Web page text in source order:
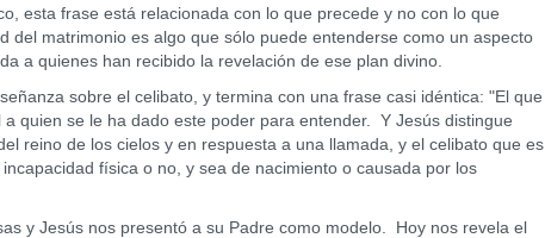
esta frase está relacionada con lo que precede y no con lo que
matrimonio es algo que sólo puede entenderse como un aspecto
a quienes han recibido la revelación de ese plan divino.
sobre el celibato, y termina con una frase casi idéntica: "El que
quien se le ha dado este poder para entender. Y Jesús distingue
reino de los cielos y en respuesta a una llamada, y el celibato que es
física o no, y sea de nacimiento o causada por los
Jesús nos presentó a su Padre como modelo. Hoy nos revela el